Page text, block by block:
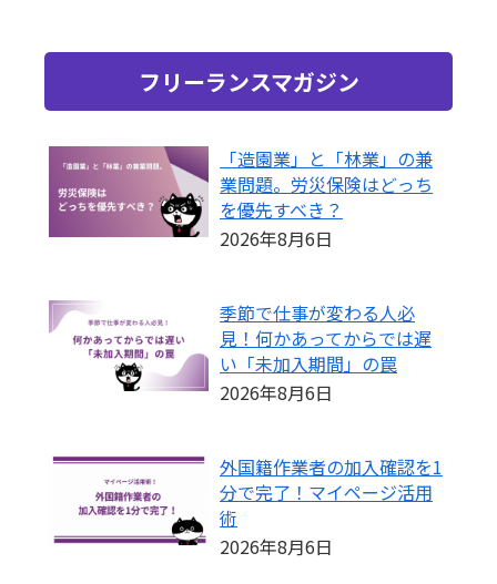
フリーランスマガジン
「造園業」と「林業」の兼
業問題。労災保険はどっち
を優先すべき？
2026年8月6日
季節で仕事が変わる人必
見！何かあってからでは遅
い「未加入期間」の罠
2026年8月6日
外国籍作業者の加入確認を1
分で完了！マイページ活用
術
2026年8月6日